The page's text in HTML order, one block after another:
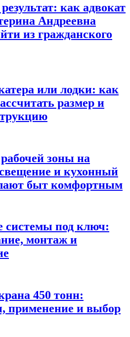
как адвокат
Андреевна
из гражданского
или лодки: как
размер и
зоны на
и кухонный
быт комфортным
под ключ:
монтаж и
450 тонн:
применение и выбор